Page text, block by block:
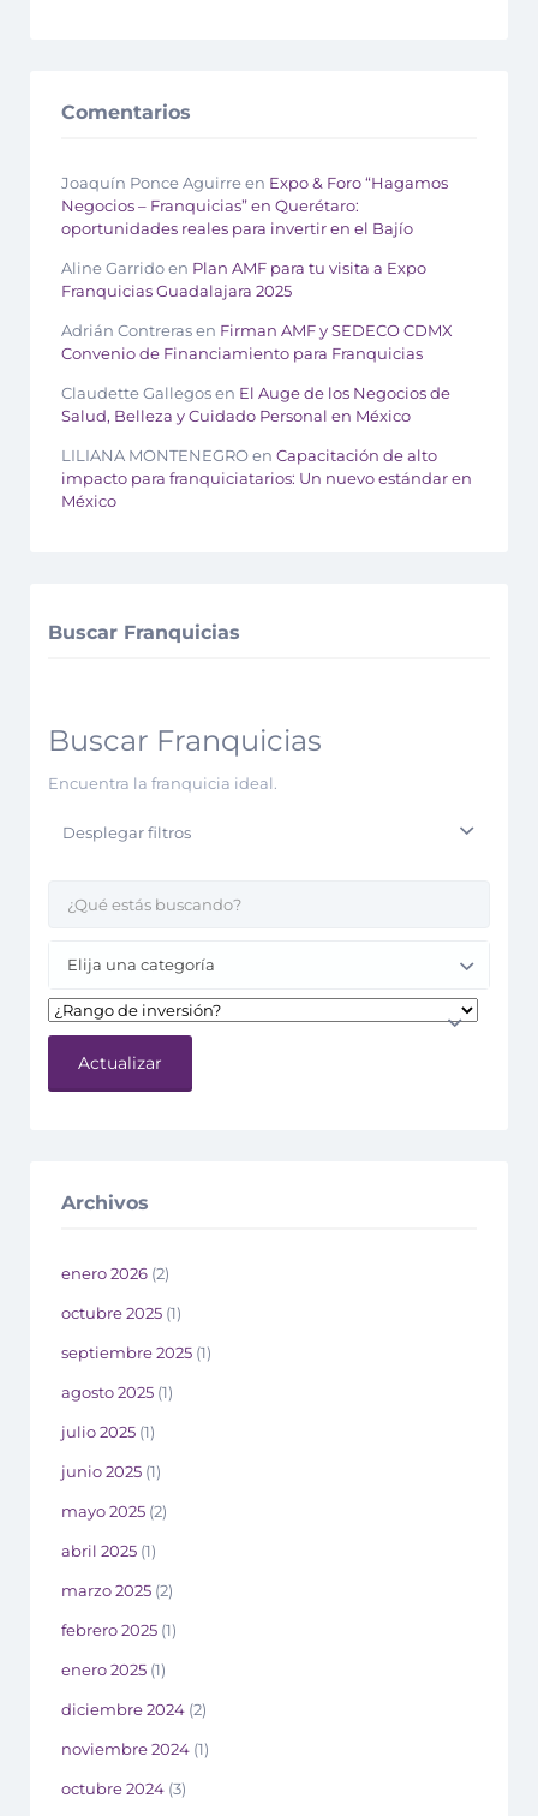
Comentarios
Joaquín Ponce Aguirreen Expo & Foro “Hagamos
Negocios – Franquicias” en Querétaro:
oportunidades reales para invertir en el Bajío
Aline Garridoen Plan AMF para tu visita a Expo
Franquicias Guadalajara 2025
Adrián Contrerasen Firman AMF y SEDECO CDMX
Convenio de Financiamiento para Franquicias
Claudette Gallegosen El Auge de los Negocios de
Salud, Belleza y Cuidado Personal en México
LILIANA MONTENEGROen Capacitación de alto
impacto para franquiciatarios: Un nuevo estándar en
México
Buscar Franquicias
Buscar Franquicias
Encuentra la franquicia ideal.
Desplegar filtros
Elija una categoría
Actualizar
Archivos
enero 2026 (2)
octubre 2025 (1)
septiembre 2025 (1)
agosto 2025 (1)
julio 2025 (1)
junio 2025 (1)
mayo 2025 (2)
abril 2025 (1)
marzo 2025 (2)
febrero 2025 (1)
enero 2025 (1)
diciembre 2024 (2)
noviembre 2024 (1)
octubre 2024 (3)